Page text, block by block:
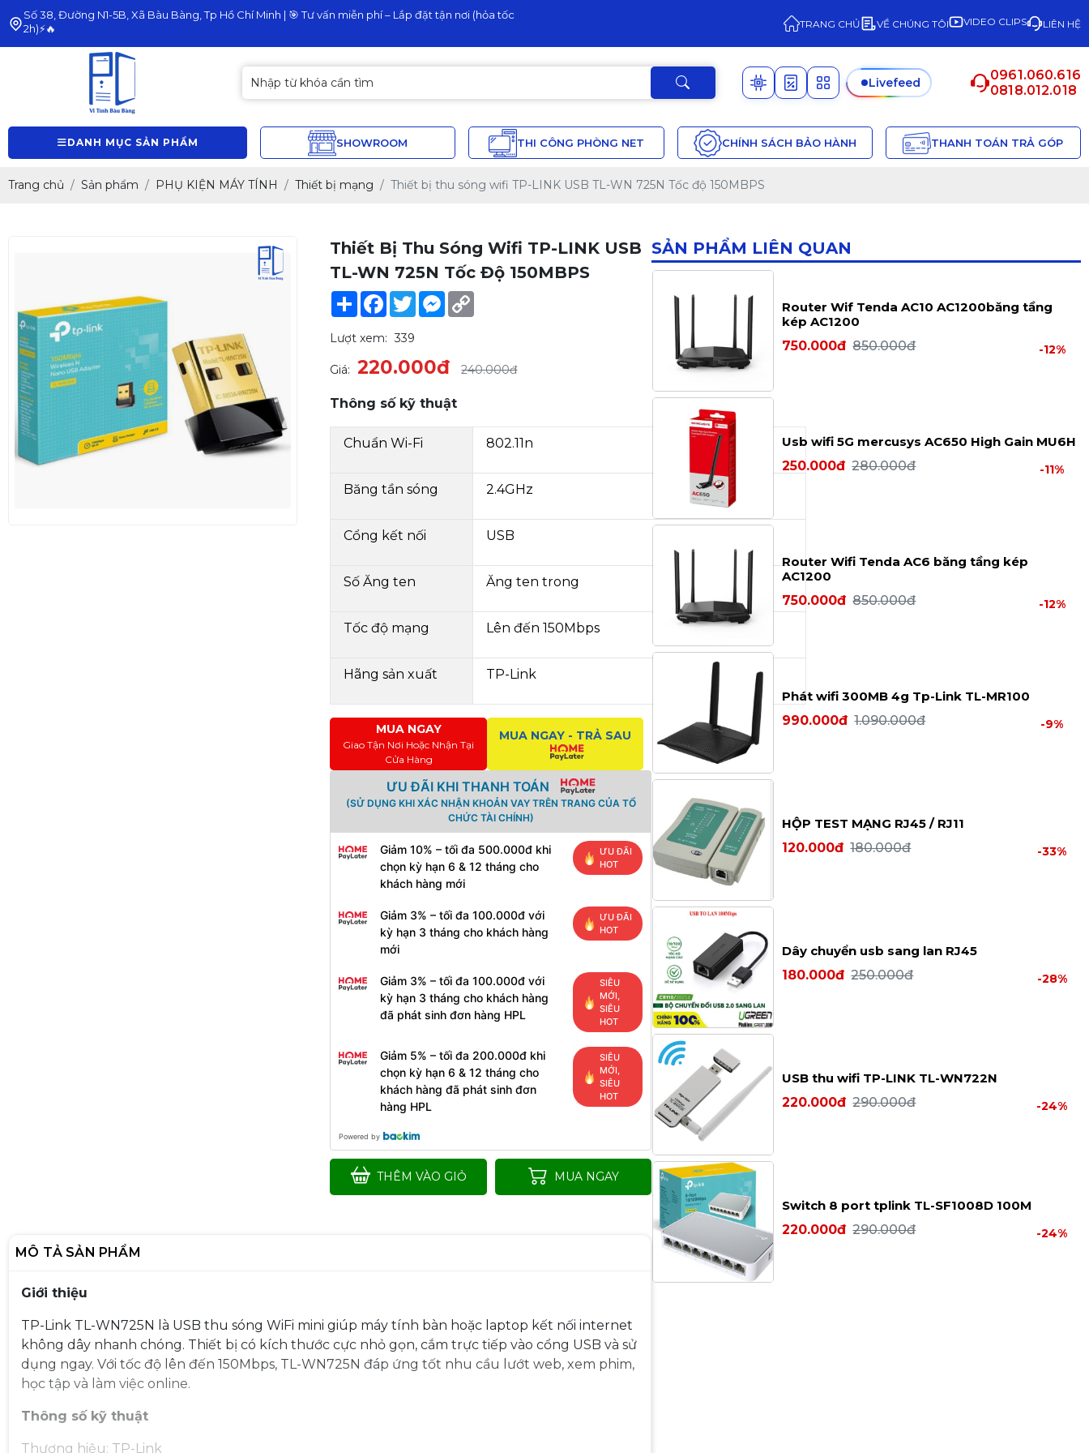
Số 38, Đường N1-5B, Xã Bàu Bàng, Tp Hồ Chí Minh | 🎯 Tư vấn miễn phí – Lắp đặt tận nơi (hỏa tốc
2h)⚡🔥
TRANG CHỦ VỀ CHÚNG TÔI VIDEO CLIPS LIÊN HỆ
Livefeed
0961.060.616
0818.012.018
DANH MỤC SẢN PHẨM SHOWROOM THI CÔNG PHÒNG NET CHÍNH SÁCH BẢO HÀNH THANH TOÁN TRẢ GÓP
Trang chủ Sản phẩm PHỤ KIỆN MÁY TÍNH Thiết bị mạng Thiết bị thu sóng wifi TP-LINK USB TL-WN 725N Tốc độ 150MBPS
Thiết Bị Thu Sóng Wifi TP-LINK USB
TL-WN 725N Tốc Độ 150MBPS
ShareFacebook
TwitterMessenger
Lượt xem: 339
Giá: 220.000đ 240.000đ
Thông số kỹ thuật
Chuẩn Wi-Fi 802.11n
Băng tần sóng 2.4GHz
Cổng kết nối USB
Số Ăng ten Ăng ten trong
Tốc độ mạng Lên đến 150Mbps
Hãng sản xuất TP-Link
MUA NGAY
Giao Tận Nơi Hoặc Nhận Tại
Cửa Hàng
MUA NGAY - TRẢ SAU
ƯU ĐÃI KHI THANH TOÁN
(SỬ DỤNG KHI XÁC NHẬN KHOẢN VAY TRÊN TRANG CỦA TỔ
CHỨC TÀI CHÍNH)
Giảm 10% – tối đa 500.000đ khi
chọn kỳ hạn 6 & 12 tháng cho
khách hàng mới
ƯU ĐÃI
HOT
Giảm 3% – tối đa 100.000đ với
kỳ hạn 3 tháng cho khách hàng
mới
ƯU ĐÃI
HOT
Giảm 3% – tối đa 100.000đ với
kỳ hạn 3 tháng cho khách hàng
đã phát sinh đơn hàng HPL
SIÊU
MỚI,
SIÊU
HOT
Giảm 5% – tối đa 200.000đ khi
chọn kỳ hạn 6 & 12 tháng cho
khách hàng đã phát sinh đơn
hàng HPL
SIÊU
MỚI,
SIÊU
HOT
Powered by
THÊM VÀO GIỎ MUA NGAY
MÔ TẢ SẢN PHẨM
Giới thiệu
TP-Link TL-WN725N là USB thu sóng WiFi mini giúp máy tính bàn hoặc laptop kết nối internet
không dây nhanh chóng. Thiết bị có kích thước cực nhỏ gọn, cắm trực tiếp vào cổng USB và sử
dụng ngay. Với tốc độ lên đến 150Mbps, TL-WN725N đáp ứng tốt nhu cầu lướt web, xem phim,
học tập và làm việc online.
Thông số kỹ thuật
Thương hiệu: TP-Link
SẢN PHẨM LIÊN QUAN
Router Wif Tenda AC10 AC1200băng tầng
kép AC1200
750.000đ 850.000đ -12%
Usb wifi 5G mercusys AC650 High Gain MU6H
250.000đ 280.000đ -11%
Router Wifi Tenda AC6 băng tầng kép
AC1200
750.000đ 850.000đ -12%
Phát wifi 300MB 4g Tp-Link TL-MR100
990.000đ 1.090.000đ -9%
HỘP TEST MẠNG RJ45 / RJ11
120.000đ 180.000đ -33%
Dây chuyển usb sang lan RJ45
180.000đ 250.000đ -28%
USB thu wifi TP-LINK TL-WN722N
220.000đ 290.000đ -24%
Switch 8 port tplink TL-SF1008D 100M
220.000đ 290.000đ -24%